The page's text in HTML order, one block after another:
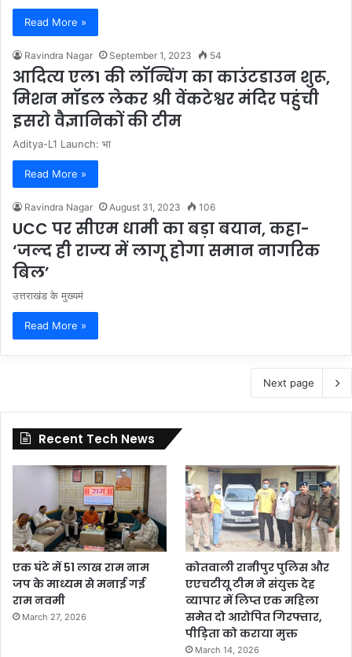
Read More »
Ravindra Nagar September 1, 2023 54
आदित्य एल1 की लॉन्चिंग का काउंटडाउन शुरू,
मिशन मॉडल लेकर श्री वेंकटेश्वर मंदिर पहुंची
इसरो वैज्ञानिकों की टीम
Aditya-L1 Launch: भा
Read More »
Ravindra Nagar August 31, 2023 106
UCC पर सीएम धामी का बड़ा बयान, कहा-
‘जल्द ही राज्य में लागू होगा समान नागरिक
बिल’
उत्तराखंड के मुख्यमं
Read More »
Next page
Recent Tech News
एक घंटे में 51 लाख राम नाम
जप के माध्यम से मनाई गई
राम नवमी
March 27, 2026
कोतवाली रानीपुर पुलिस और
एएचटीयू टीम ने संयुक्त देह
व्यापार में लिप्त एक महिला
समेत दो आरोपित गिरफ्तार,
पीड़िता को कराया मुक्त
March 14, 2026